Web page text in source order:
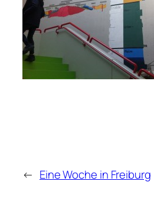
← Eine Woche in Freiburg